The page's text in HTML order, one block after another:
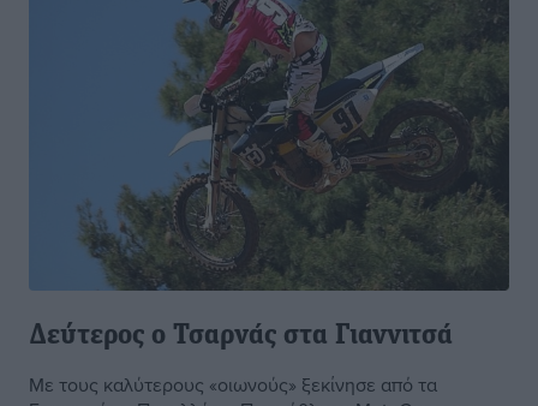
Δεύτερος ο Τσαρνάς στα Γιαννιτσά
Με τους καλύτερους «οιωνούς» ξεκίνησε από τα